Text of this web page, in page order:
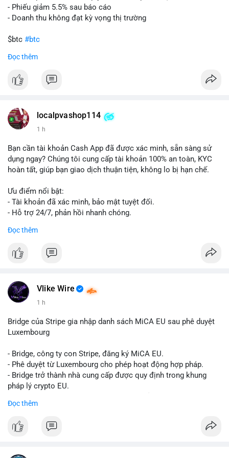
- Phiếu giảm 5.5% sau báo cáo
- Doanh thu không đạt kỳ vọng thị trường
$btc #btc
#vlikevn
📰 Nguồn: Cointelegraph
Đọc thêm
localpvashop114
1 h
Bạn cần tài khoản Cash App đã được xác minh, sẵn sàng sử
dụng ngay? Chúng tôi cung cấp tài khoản 100% an toàn, KYC
hoàn tất, giúp bạn giao dịch thuận tiện, không lo bị hạn chế.
Ưu điểm nổi bật:
- Tài khoản đã xác minh, bảo mật tuyệt đối.
- Hỗ trợ 24/7, phản hồi nhanh chóng.
nay:
📧 Email: localpvashop@gmail.com
Đọc thêm
Vlike Wire
1 h
Bridge của Stripe gia nhập danh sách MiCA EU sau phê duyệt
Luxembourg
- Bridge, công ty con Stripe, đăng ký MiCA EU.
- Phê duyệt từ Luxembourg cho phép hoạt động hợp pháp.
- Bridge trở thành nhà cung cấp được quy định trong khung
pháp lý crypto EU.
#luxembourg
Đọc thêm